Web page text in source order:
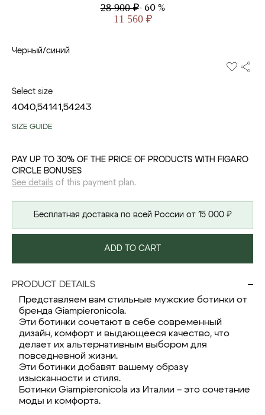
28 900 ₽- 60 %
11 560 ₽
Черный/синий
Select size
4040,54141,54243
SIZE GUIDE
PAY UP TO 30% OF THE PRICE OF PRODUCTS WITH FIGARO
CIRCLE BONUSES
See details of this payment plan.
Бесплатная доставка по всей России от 15 000 ₽
ADD TO CART
PRODUCT DETAILS
Представляем вам стильные мужские ботинки от
бренда Giampieronicola.
Эти ботинки сочетают в себе современный
дизайн, комфорт и выдающееся качество, что
делает их альтернативным выбором для
повседневной жизни.
Эти ботинки добавят вашему образу
изысканности и стиля.
Ботинки Giampieronicola из Италии – это сочетание
моды и комфорта.